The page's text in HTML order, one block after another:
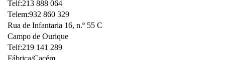
Telf:213 888 064
Telem:932 860 329
Rua de Infantaria 16, n.º 55 C
Campo de Ourique
Telf:219 141 289
Fábrica/Cacém